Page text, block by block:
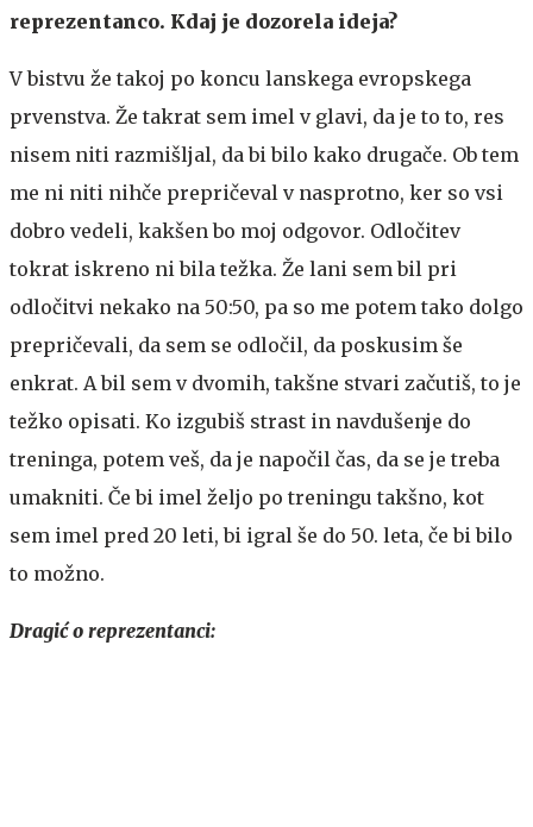
reprezentanco. Kdaj je dozorela ideja?
V bistvu že takoj po koncu lanskega evropskega
prvenstva. Že takrat sem imel v glavi, da je to to, res
nisem niti razmišljal, da bi bilo kako drugače. Ob tem
me ni niti nihče prepričeval v nasprotno, ker so vsi
dobro vedeli, kakšen bo moj odgovor. Odločitev
tokrat iskreno ni bila težka. Že lani sem bil pri
odločitvi nekako na 50:50, pa so me potem tako dolgo
prepričevali, da sem se odločil, da poskusim še
enkrat. A bil sem v dvomih, takšne stvari začutiš, to je
težko opisati. Ko izgubiš strast in navdušenje do
treninga, potem veš, da je napočil čas, da se je treba
umakniti. Če bi imel željo po treningu takšno, kot
sem imel pred 20 leti, bi igral še do 50. leta, če bi bilo
to možno.
Dragić o reprezentanci: